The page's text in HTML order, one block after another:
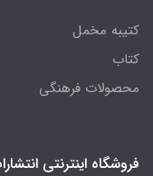
کتیبه مخمل
کتاب
محصولات فرهنگی
فروشگاه اینترنتی